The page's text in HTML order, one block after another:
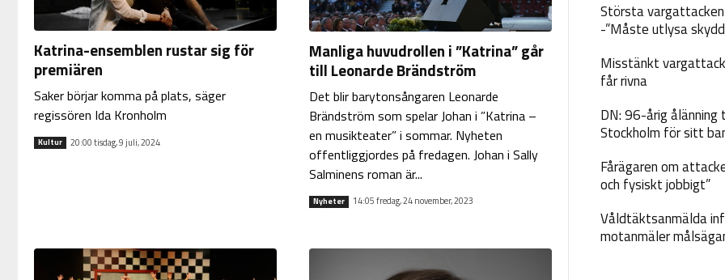
Katrina-ensemblen rustar sig för
premiären
Saker börjar komma på plats, säger
regissören Ida Kronholm
Kultur 20:00 tisdag, 9 juli, 2024
Manliga huvudrollen i ”Katrina” går
till Leonarde Brändström
Det blir barytonsångaren Leonarde
Brändström som spelar Johan i ”Katrina –
en musikteater” i sommar. Nyheten
offentliggjordes på fredagen. Johan i Sally
Salminens roman är...
Nyheter 14:05 fredag, 24 november, 2023
Största
-”Måste utlysa
Misstänkt
får rivna
DN: 96-årig
Stockholm för sitt
Fårägaren om
och fysiskt jobbigt”
Våldtäktsanmälda
motanmäler